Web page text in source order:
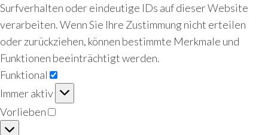
Surfverhalten oder eindeutige IDs auf dieser Website
verarbeiten. Wenn Sie Ihre Zustimmung nicht erteilen
oder zurückziehen, können bestimmte Merkmale und
Funktionen beeinträchtigt werden.
Funktional
Funktional
Immer aktiv
Vorlieben
Vorlieben